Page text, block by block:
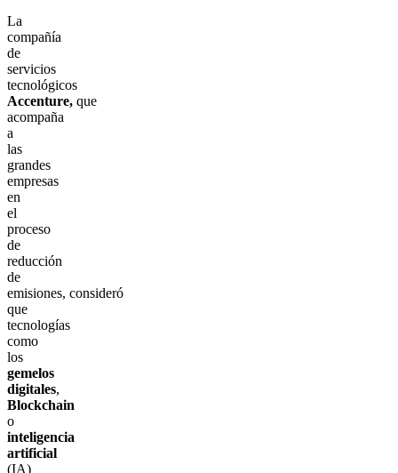
La
compañía
de
servicios
tecnológicos
Accenture, que
acompaña
a
las
grandes
empresas
en
el
proceso
de
reducción
de
emisiones, consideró
que
tecnologías
como
los
gemelos
digitales,
Blockchain
o
inteligencia
artificial
(IA)